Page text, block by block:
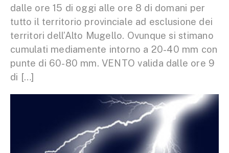
dalle ore 15 di oggi alle ore 8 di domani per
tutto il territorio provinciale ad esclusione dei
territori dell’Alto Mugello. Ovunque si stimano
cumulati mediamente intorno a 20-40 mm con
punte di 60-80 mm. VENTO valida dalle ore 9
di […]